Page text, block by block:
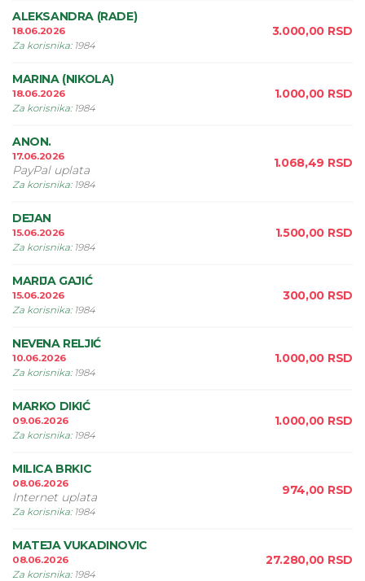
ALEKSANDRA (RADE)
18.06.2026
Za korisnika: 1984
3.000,00 RSD
MARINA (NIKOLA)
18.06.2026
Za korisnika: 1984
1.000,00 RSD
ANON.
17.06.2026
PayPal uplata
Za korisnika: 1984
1.068,49 RSD
DEJAN
15.06.2026
Za korisnika: 1984
1.500,00 RSD
MARIJA GAJIĆ
15.06.2026
Za korisnika: 1984
300,00 RSD
NEVENA RELJIĆ
10.06.2026
Za korisnika: 1984
1.000,00 RSD
MARKO DIKIĆ
09.06.2026
Za korisnika: 1984
1.000,00 RSD
MILICA BRKIC
08.06.2026
Internet uplata
Za korisnika: 1984
974,00 RSD
MATEJA VUKADINOVIC
08.06.2026
Za korisnika: 1984
27.280,00 RSD